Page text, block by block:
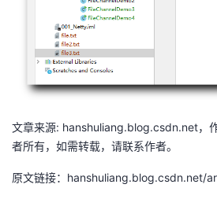
文章来源: hanshuliang.blog.csdn.net，
者所有，如需转载，请联系作者。
原文链接：hanshuliang.blog.csdn.net/